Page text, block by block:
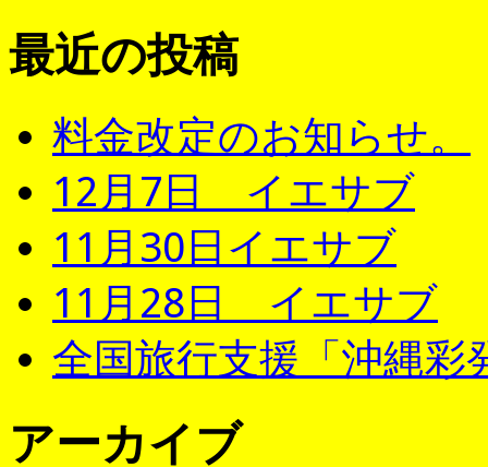
最近の投稿
料金改定のお知らせ。
12月7日 イエサブ
11月30日イエサブ
11月28日 イエサブ
全国旅行支援「沖縄
アーカイブ